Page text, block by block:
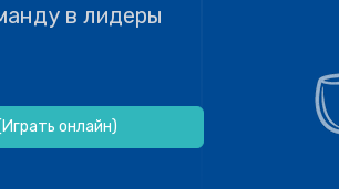
в лидеры
онлайн)